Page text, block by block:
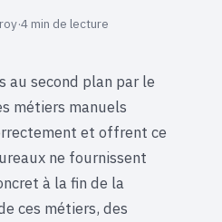
·4 min de lecture
au second plan par le
métiers manuels
et offrent ce
ne fournissent
à la fin de la
ces métiers, des